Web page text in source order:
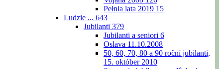
Pełnia lata 2019 15
Ludzie ... 643
Jubilanti 379
Jubilanti a seniori 6
Oslava 11.10.2008
50, 60, 70, 80 a 90 roční jubilanti,
15. október 2010